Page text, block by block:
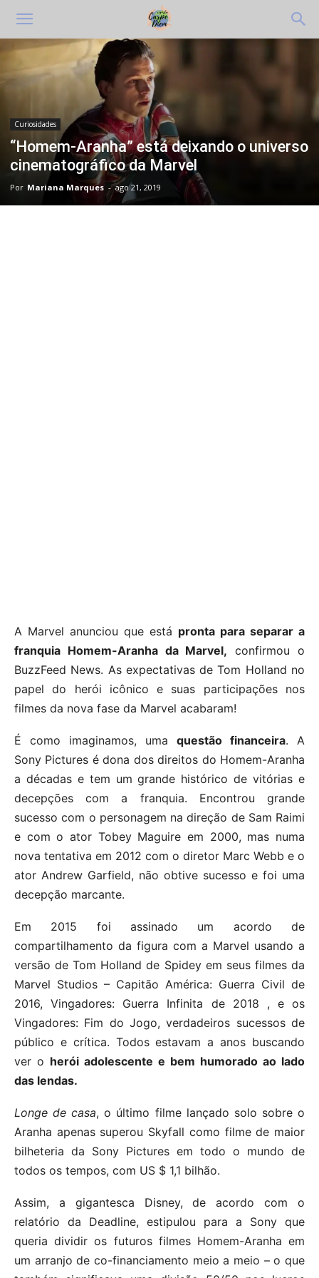
Curiosidades
“Homem-Aranha” está deixando o universo
cinematográfico da Marvel
Por Mariana Marques - ago 21, 2019
A Marvel anunciou que está pronta para separar a
franquia Homem-Aranha da Marvel, confirmou o
BuzzFeed News. As expectativas de Tom Holland no
papel do herói icônico e suas participações nos
filmes da nova fase da Marvel acabaram!
É como imaginamos, uma questão financeira. A
Sony Pictures é dona dos direitos do Homem-Aranha
a décadas e tem um grande histórico de vitórias e
decepções com a franquia. Encontrou grande
sucesso com o personagem na direção de Sam Raimi
e com o ator Tobey Maguire em 2000, mas numa
nova tentativa em 2012 com o diretor Marc Webb e o
ator Andrew Garfield, não obtive sucesso e foi uma
decepção marcante.
Em 2015 foi assinado um acordo de
compartilhamento da figura com a Marvel usando a
versão de Tom Holland de Spidey em seus filmes da
Marvel Studios – Capitão América: Guerra Civil de
2016, Vingadores: Guerra Infinita de 2018 , e os
Vingadores: Fim do Jogo, verdadeiros sucessos de
público e crítica. Todos estavam a anos buscando
ver o herói adolescente e bem humorado ao lado
das lendas.
Longe de casa, o último filme lançado solo sobre o
Aranha apenas superou Skyfall como filme de maior
bilheteria da Sony Pictures em todo o mundo de
todos os tempos, com US $ 1,1 bilhão.
Assim, a gigantesca Disney, de acordo com o
relatório da Deadline, estipulou para a Sony que
queria dividir os futuros filmes Homem-Aranha em
um arranjo de co-financiamento meio a meio – o que